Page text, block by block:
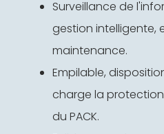
Surveillance de
gestion intelligente,
maintenance.
Empilable,
charge la
du PACK.